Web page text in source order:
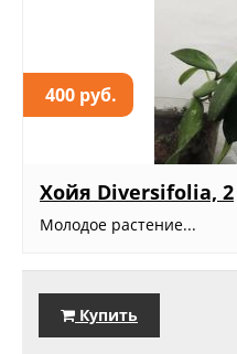
400 руб.
Хойя Diversifolia, 2
Молодое растение...
Купить